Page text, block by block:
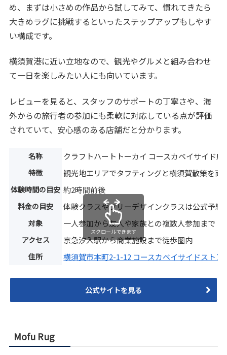
め、まずは小さめの作品から試してみて、慣れてきたら
大きめラグに挑戦するといったステップアップもしやす
い構成です。
横須賀港に近い立地なので、観光やグルメと組み合わせ
て一日を楽しみたい人にも向いています。
レビューを見ると、スタッフのサポートの丁寧さや、海
外からの旅行者の参加にも柔軟に対応している点が評価
されていて、安心感のある店舗だと分かります。
名称 クラフトハートトーカイ コースカベイサイド
特徴 観光地エリアでタフティングと横須賀散策を両
体験時間の目安 約2時間前後
料金の目安 体験クラスやフリーデザインクラスは公式予約
対象 一人参加から友人や家族との複数人参加まで
アクセス 京急汐入駅から商業施設まで徒歩圏内
住所 横須賀市本町2-1-12 コースカベイサイドストア
スクロールできます
公式サイトを見る
Mofu Rug